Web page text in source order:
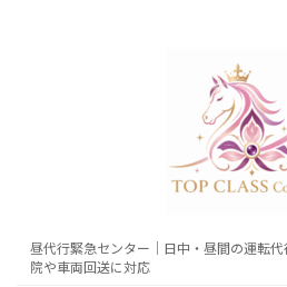
昼代行緊急センター｜日中・昼間の運転
院や車両回送に対応